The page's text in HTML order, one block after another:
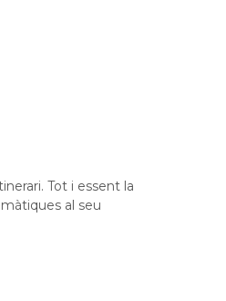
Tot i essent la
al seu